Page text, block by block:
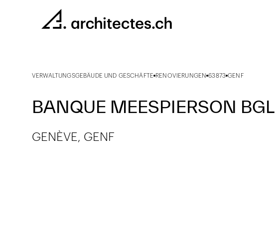
VERWALTUNGSGEBÄUDE UND GESCHÄFTE RENOVIERUNGEN 63873 GENF
BANQUE MEESPIERSON BGL
GENÈVE, GENF